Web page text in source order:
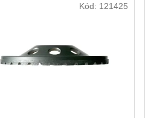
Kód: 121425